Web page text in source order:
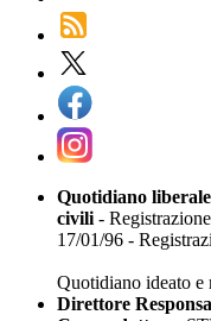
Quotidiano
civili -
17/01/96 -
Quotidiano ideato e
Direttore